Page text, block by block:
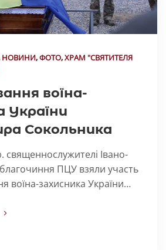
НОВИНИ,ФОТО,ХРАМ "СВЯТИТЕЛЯ
воїна-
України
Сокольника
священнослужителі Івано-
ПЦУ взяли участь
воїна-захисника України…